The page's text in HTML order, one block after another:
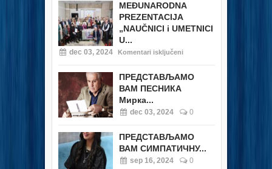
MEĐUNARODNA
PREZENTACIJA
„NAUČNICI i UMETNICI
U...
dec 03, 2024 Komentari isključeni
ПРЕДСТАВЉАМО
ВАМ ПЕСНИКА
Мирка...
dec 03, 2024 0
ПРЕДСТАВЉАМО
ВАМ СИМПАТИЧНУ...
sep 16, 2024 0